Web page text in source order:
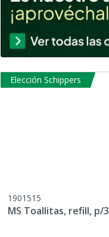
Elección Schippers
1901515
MS Toallitas, refill, p/3